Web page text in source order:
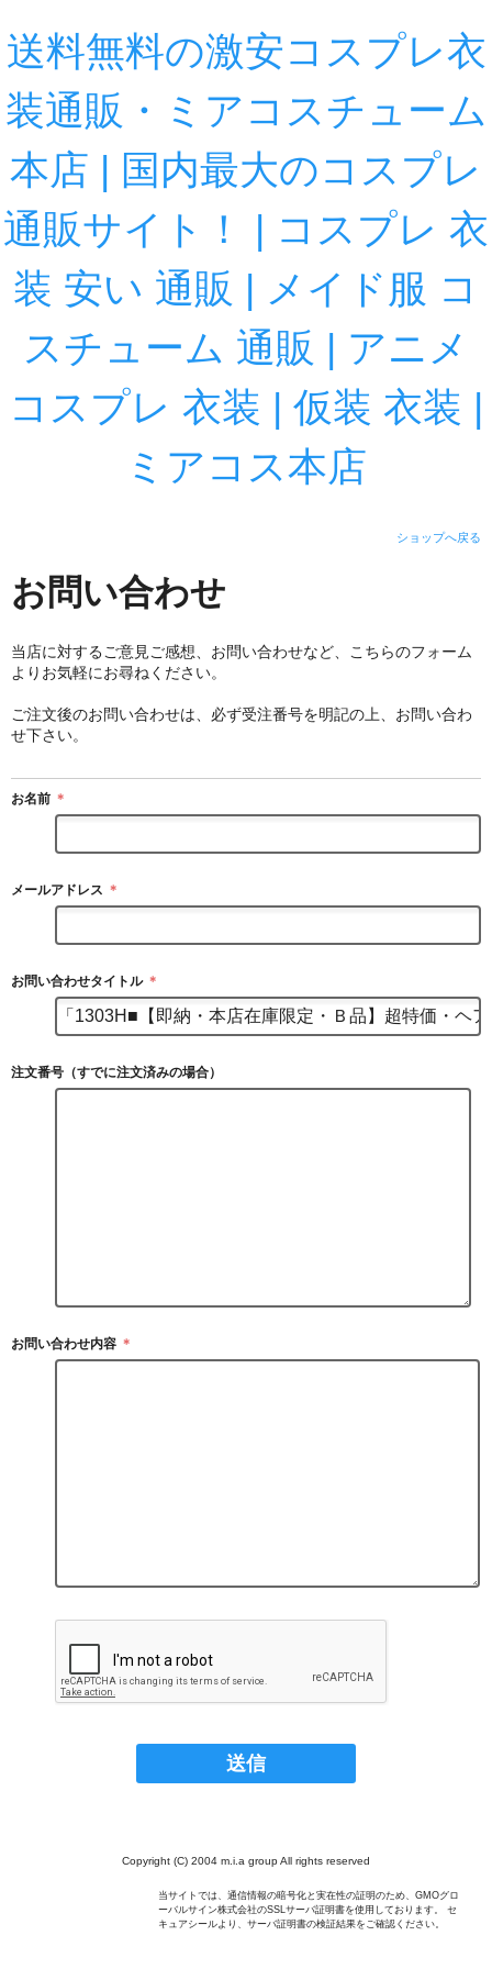
送料無料の激安コスプレ衣
装通販・ミアコスチューム
本店 | 国内最大のコスプレ
通販サイト！ | コスプレ 衣
装 安い 通販 | メイド服 コ
スチューム 通販 | アニメ
コスプレ 衣装 | 仮装 衣装 |
ミアコス本店
ショップへ戻る
お問い合わせ
当店に対するご意見ご感想、お問い合わせなど、こちらのフォーム
よりお気軽にお尋ねください。
ご注文後のお問い合わせは、必ず受注番号を明記の上、お問い合わ
せ下さい。
お名前 ＊
メールアドレス ＊
お問い合わせタイトル ＊
注文番号（すでに注文済みの場合）
お問い合わせ内容 ＊
Copyright (C) 2004 m.i.a group All rights reserved
当サイトでは、通信情報の暗号化と実在性の証明のため、GMOグロ
ーバルサイン株式会社のSSLサーバ証明書を使用しております。 セ
キュアシールより、サーバ証明書の検証結果をご確認ください。